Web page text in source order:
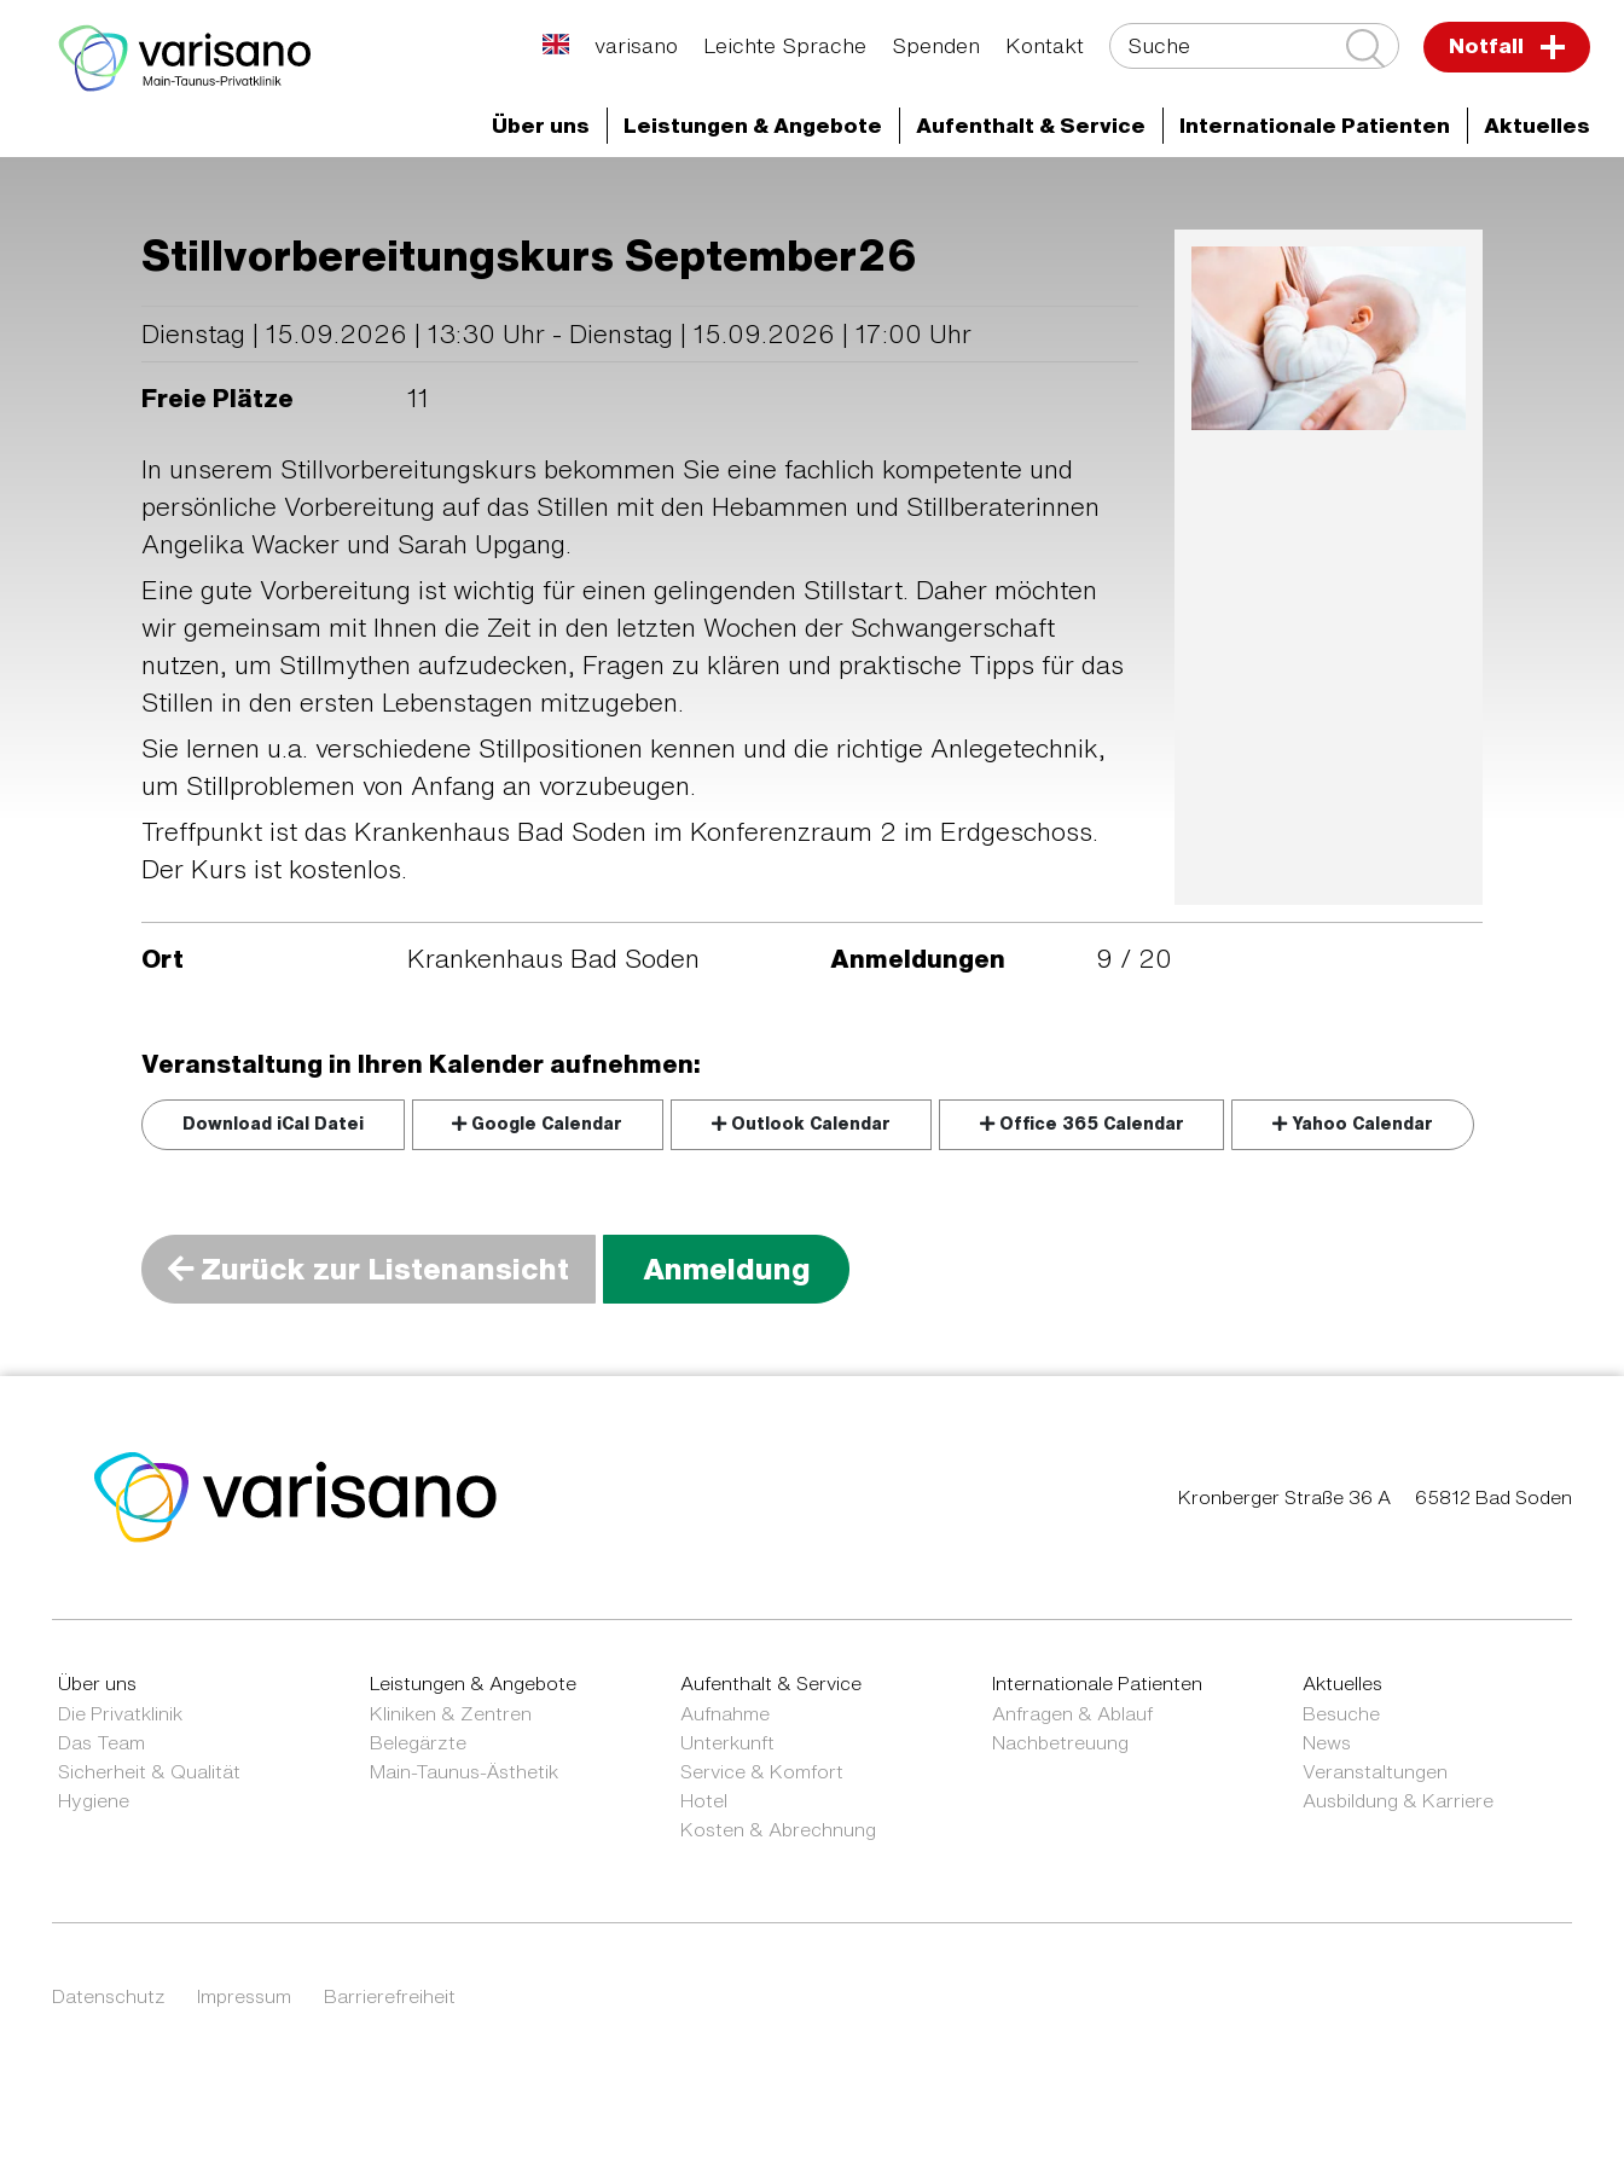
varisano Leichte Sprache Spenden Kontakt Suche Notfall
Über uns Leistungen & Angebote Aufenthalt & Service Internationale Patienten Aktuelles
Stillvorbereitungskurs September26
Dienstag | 15.09.2026 | 13:30 Uhr - Dienstag | 15.09.2026 | 17:00 Uhr
Freie Plätze 11
In unserem Stillvorbereitungskurs bekommen Sie eine fachlich kompetente und
persönliche Vorbereitung auf das Stillen mit den Hebammen und Stillberaterinnen
Angelika Wacker und Sarah Upgang.
Eine gute Vorbereitung ist wichtig für einen gelingenden Stillstart. Daher möchten
wir gemeinsam mit Ihnen die Zeit in den letzten Wochen der Schwangerschaft
nutzen, um Stillmythen aufzudecken, Fragen zu klären und praktische Tipps für das
Stillen in den ersten Lebenstagen mitzugeben.
Sie lernen u.a. verschiedene Stillpositionen kennen und die richtige Anlegetechnik,
um Stillproblemen von Anfang an vorzubeugen.
Treffpunkt ist das Krankenhaus Bad Soden im Konferenzraum 2 im Erdgeschoss.
Der Kurs ist kostenlos.
Ort Krankenhaus Bad Soden Anmeldungen 9 / 20
Veranstaltung in Ihren Kalender aufnehmen:
Download iCal Datei Google Calendar Outlook Calendar Office 365 Calendar Yahoo Calendar
Zurück zur Listenansicht Anmeldung
Kronberger Straße 36 A 65812 Bad Soden
Über uns
Die Privatklinik
Das Team
Sicherheit & Qualität
Hygiene
Leistungen & Angebote
Kliniken & Zentren
Belegärzte
Main-Taunus-Ästhetik
Aufenthalt & Service
Aufnahme
Unterkunft
Service & Komfort
Hotel
Kosten & Abrechnung
Internationale Patienten
Anfragen & Ablauf
Nachbetreuung
Aktuelles
Besuche
News
Veranstaltungen
Ausbildung & Karriere
Datenschutz Impressum Barrierefreiheit